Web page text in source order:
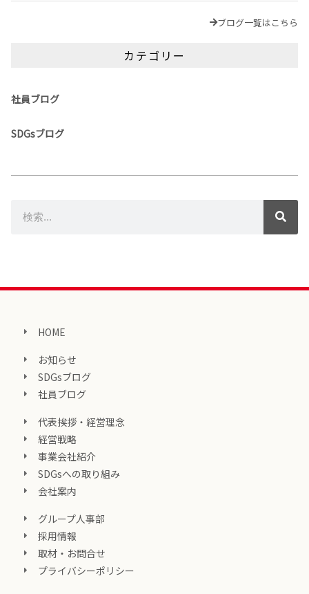
ブログ一覧はこちら
カテゴリー
社員ブログ
SDGsブログ
HOME
お知らせ
SDGsブログ
社員ブログ
代表挨拶・経営理念
経営戦略
事業会社紹介
SDGsへの取り組み
会社案内
グループ人事部
採用情報
取材・お問合せ
プライバシーポリシー